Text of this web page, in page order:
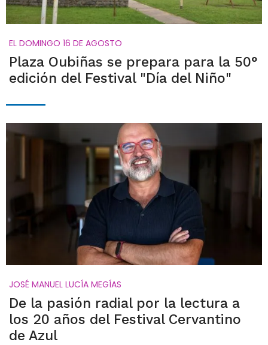
EL DOMINGO 16 DE AGOSTO
Plaza Oubiñas se prepara para la 50°
edición del Festival "Día del Niño"
JOSÉ MANUEL LUCÍA MEGÍAS
De la pasión radial por la lectura a
los 20 años del Festival Cervantino
de Azul